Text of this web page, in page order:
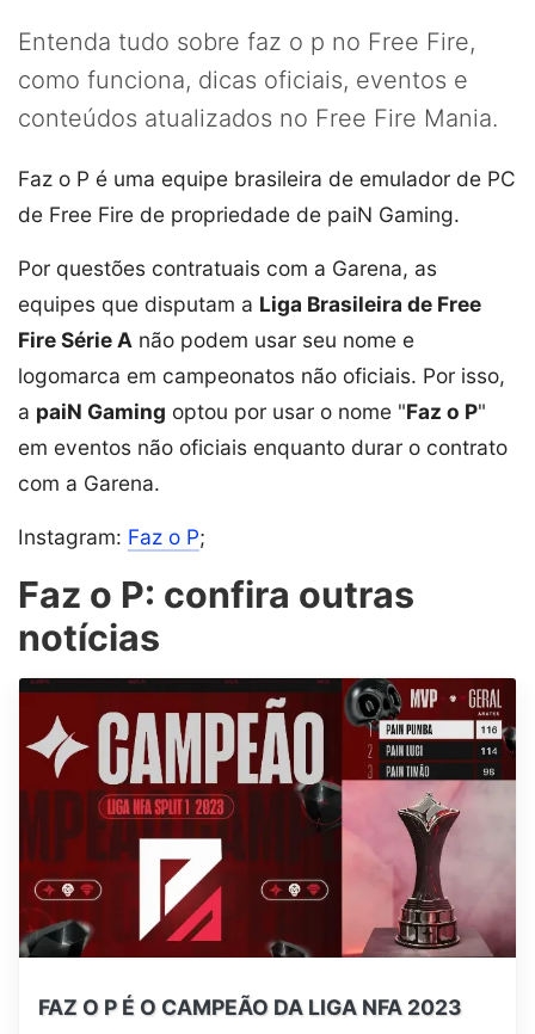
Entenda tudo sobre faz o p no Free Fire,
como funciona, dicas oficiais, eventos e
conteúdos atualizados no Free Fire Mania.
Faz o P é uma equipe brasileira de emulador de PC
de Free Fire de propriedade de paiN Gaming.
Por questões contratuais com a Garena, as
equipes que disputam a Liga Brasileira de Free
Fire Série A não podem usar seu nome e
logomarca em campeonatos não oficiais. Por isso,
a paiN Gaming optou por usar o nome "Faz o P"
em eventos não oficiais enquanto durar o contrato
com a Garena.
Instagram: Faz o P;
Faz o P: confira outras
notícias
FAZ O P É O CAMPEÃO DA LIGA NFA 2023